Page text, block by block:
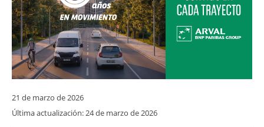
21 de marzo de 2026
Última actualización:24 de marzo de 2026